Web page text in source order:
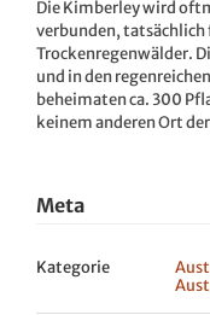
Die Kimberley wird
verbunden, tatsächlich
Trockenregenwälder.
und in den
beheimaten ca. 300
keinem anderen Ort
Meta
Kategorie